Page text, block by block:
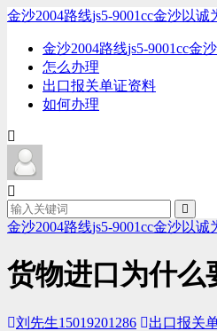
金沙2004路线js5-9001cc金沙以诚
金沙2004路线js5-9001cc金
怎么办理
出口报关单证资料
如何办理
金沙2004路线js5-9001cc金沙以诚
货物进口为什么
刘先生15019201286 出口报关